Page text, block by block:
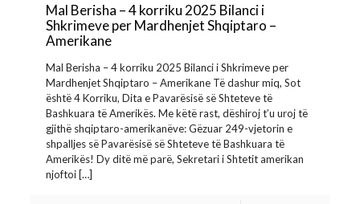
Mal Berisha – 4 korriku 2025 Bilanci i
Shkrimeve per Mardhenjet Shqiptaro –
Amerikane
Mal Berisha – 4 korriku 2025 Bilanci i Shkrimeve per
Mardhenjet Shqiptaro – Amerikane Të dashur miq, Sot
është 4 Korriku, Dita e Pavarësisë së Shteteve të
Bashkuara të Amerikës. Me këtë rast, dëshiroj t’u uroj të
gjithë shqiptaro-amerikanëve: Gëzuar 249-vjetorin e
shpalljes së Pavarësisë së Shteteve të Bashkuara të
Amerikës! Dy ditë më parë, Sekretari i Shtetit amerikan
njoftoi […]